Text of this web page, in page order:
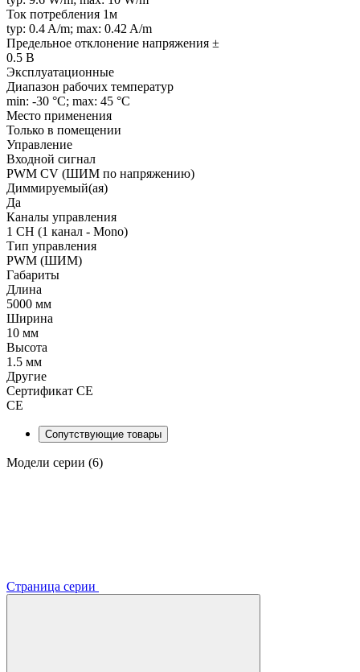
Ток потребления 1м
typ: 0.4 A/m; max: 0.42 A/m
Предельное отклонение напряжения ±
0.5 В
Эксплуатационные
Диапазон рабочих температур
min: -30 °C; max: 45 °C
Место применения
Только в помещении
Управление
Входной сигнал
PWM СV (ШИМ по напряжению)
Диммируемый(ая)
Да
Каналы управления
1 CH (1 канал - Mono)
Тип управления
PWM (ШИМ)
Габариты
Длина
5000 мм
Ширина
10 мм
Высота
1.5 мм
Другие
Сертификат CE
CE
Сопутствующие товары
Модели серии (6)
Страница серии